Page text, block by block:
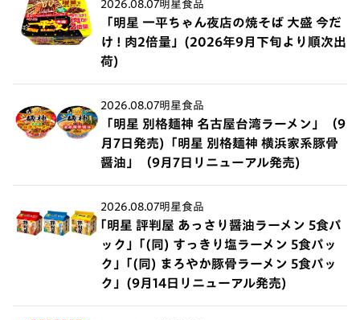
2026.08.07明星食品
「明星 一平ちゃん夜店の焼そば 大盛 今だ
け ! 肉2倍量」(2026年9月下旬より順次出
荷)
2026.08.07明星食品
「明星 別格麺神 名古屋台湾ラーメン」（9
月7日発売)「明星 別格麺神 横浜家系豚骨
醤油」（9月7日リニューアル発売)
2026.08.07明星食品
｢明星 評判屋 あっさり醤油ラーメン 5食パ
ック」｢(同) すっきり塩ラーメン 5食パッ
ク」｢(同) まろやか豚骨ラーメン 5食パッ
ク」(9月14日リニューアル発売)